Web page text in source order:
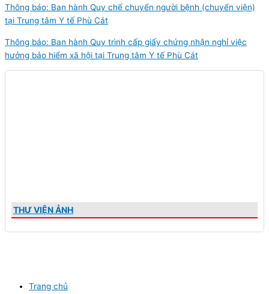
Thông báo: Ban hành Quy chế chuyển người bệnh (chuyển viện)
tại Trung tâm Y tế Phù Cát
Thông báo: Ban hành Quy trình cấp giấy chứng nhận nghỉ việc
hưởng bảo hiểm xã hội tại Trung tâm Y tế Phù Cát
THƯ VIỆN ẢNH
Trang chủ